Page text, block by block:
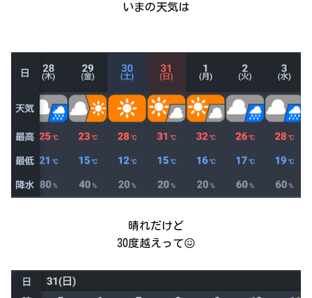
いまの天気は
晴れだけど
30度越えって😖